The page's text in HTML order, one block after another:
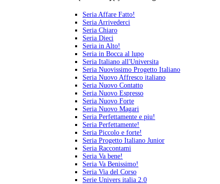
Seria Affare Fatto!
Seria Arrivederci
Seria Chiaro
Seria Dieci
Seria in Alto!
Seria in Bocca al lupo
Seria Italiano all'Universita
Seria Nuovissimo Progetto Italiano
Seria Nuovo Affresco italiano
Seria Nuovo Contatto
Seria Nuovo Espresso
Seria Nuovo Forte
Seria Nuovo Magari
Seria Perfettamente e piu!
Seria Perfettamente!
Seria Piccolo e forte!
Seria Progetto Italiano Junior
Seria Raccontami
Seria Va bene!
Seria Va Benissimo!
Seria Via del Corso
Serie Univers italia 2.0